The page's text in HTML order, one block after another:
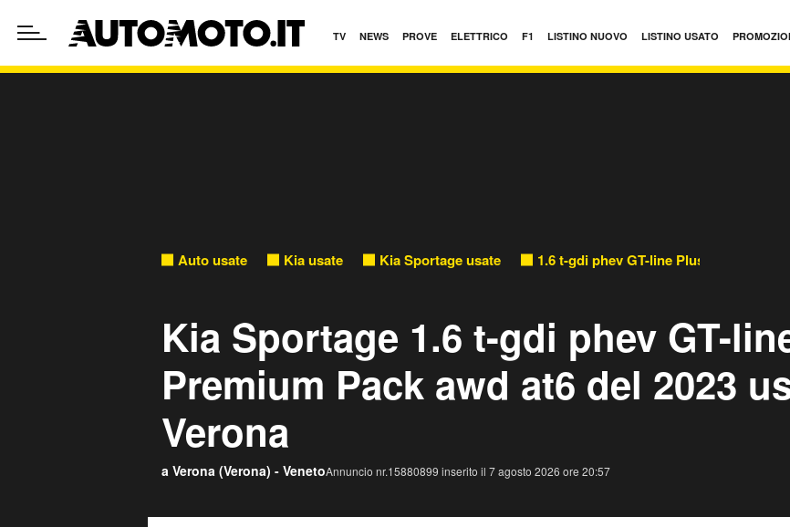
TV NEWS PROVE ELETTRICO F1 LISTINO NUOVO LISTINO USATO
Auto usate Kia usate Kia Sportage usate 1.6 t-gdi phev GT-line Plus Premium
Kia Sportage 1.6 t-gdi phev GT-
Premium Pack awd at6 del 2023
Verona
a Verona (Verona) - VenetoAnnuncio nr.15880899 inserito il 7 agosto 2026 ore 20:57